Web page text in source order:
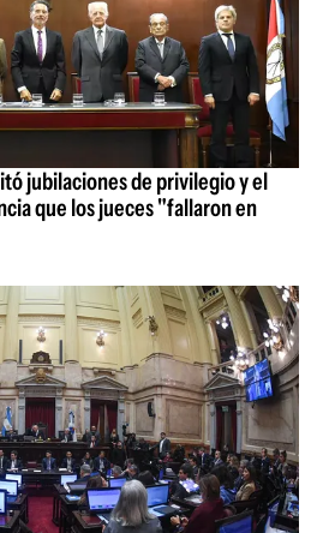
jubilaciones de privilegio y el
que los jueces "fallaron en